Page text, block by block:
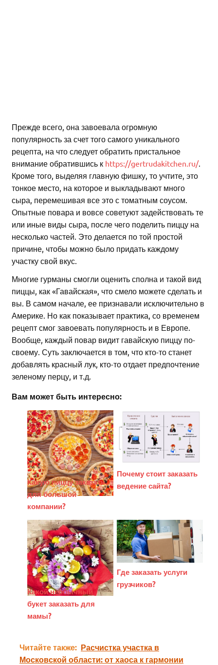
Прежде всего, она завоевала огромную
популярность за счет того самого уникального
рецепта, на что следует обратить пристальное
внимание обратившись к https://gertrudakitchen.ru/.
Кроме того, выделяя главную фишку, то учтите, это
тонкое место, на которое и выкладывают много
сыра, перемешивая все это с томатным соусом.
Опытные повара и вовсе советуют задействовать те
или иные виды сыра, после чего поделить пиццу на
несколько частей. Это делается по той простой
причине, чтобы можно было придать каждому
участку свой вкус.
Многие гурманы смогли оценить сполна и такой вид
пиццы, как «Гавайская», что смело можете сделать и
вы. В самом начале, ее признавали исключительно в
Америке. Но как показывает практика, со временем
рецепт смог завоевать популярность и в Европе.
Вообще, каждый повар видит гавайскую пиццу по-
своему. Суть заключается в том, что кто-то станет
добавлять красный лук, кто-то отдает предпочтение
зеленому перцу, и т.д.
Вам может быть интересно:
Какую пиццу заказать
для большой
компании?
Почему стоит заказать
ведение сайта?
Какой необычный
букет заказать для
мамы?
Где заказать услуги
грузчиков?
Читайте также: Расчистка участка в
Московской области: от хаоса к гармонии